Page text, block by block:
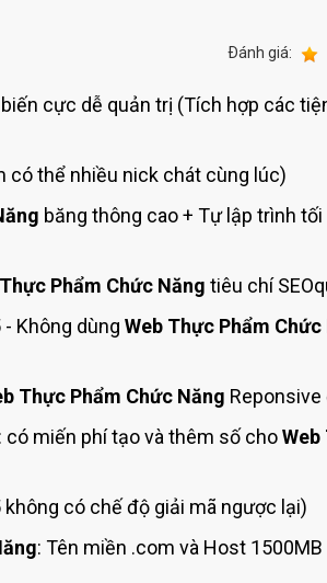
Ðánh giá:
cực dễ quản trị (Tích hợp các
có thể nhiều nick chát cùng lúc)
băng thông cao + Tự lập trình tối
Phẩm Chức Năng tiêu chí
Không dùng Web Thực Phẩm Chức
Thực Phẩm Chức Năng
miến phí tạo và thêm số choWeb
có chế độ giải mã ngược lại)
: Tên miền .com và Host